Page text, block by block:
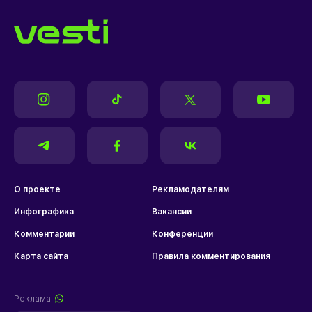
О проекте Рекламодателям
Инфографика Вакансии
Комментарии Конференции
Карта сайта Правила комментирования
Реклама